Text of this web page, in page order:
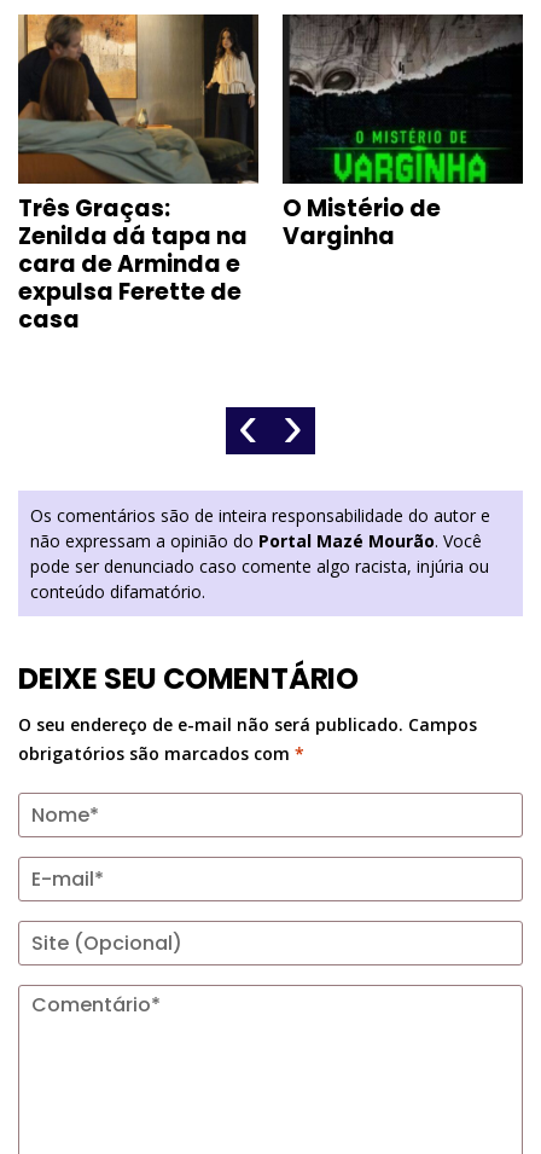
Três Graças:
Zenilda dá tapa na
cara de Arminda e
expulsa Ferette de
casa
O Mistério de
Varginha
‹ ›
Os comentários são de inteira responsabilidade do autor e
não expressam a opinião do Portal Mazé Mourão. Você
pode ser denunciado caso comente algo racista, injúria ou
conteúdo difamatório.
DEIXE SEU COMENTÁRIO
O seu endereço de e-mail não será publicado. Campos
obrigatórios são marcados com *